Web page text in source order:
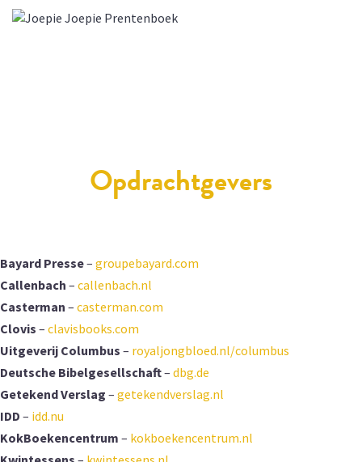
Opdrachtgevers
Bayard Presse– groupebayard.com
Callenbach – callenbach.nl
Casterman – casterman.com
Clovis – clavisbooks.com
Uitgeverij Columbus – royaljongbloed.nl/columbus
Deutsche Bibelgesellschaft– dbg.de
Getekend Verslag – getekendverslag.nl
IDD – idd.nu
KokBoekencentrum – kokboekencentrum.nl